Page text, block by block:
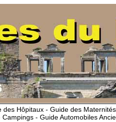
Hôpitaux - Guide des
- Guide Automobiles